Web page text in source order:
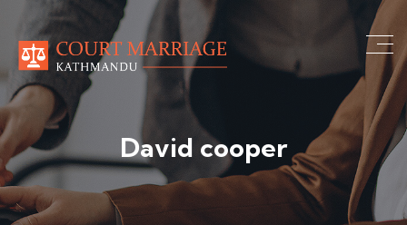
David cooper